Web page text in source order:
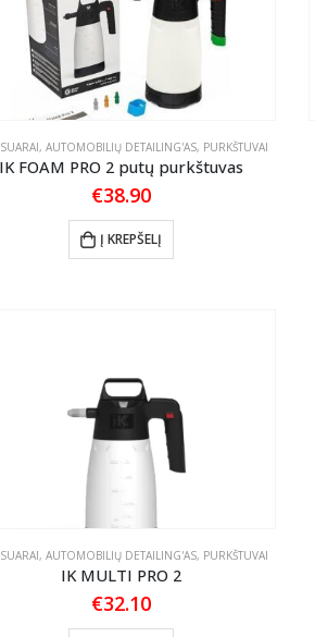
, AUTOMOBILIŲ DETAILING'AS, PURKŠTUVAI
IK FOAM PRO 2 putų purkštuvas
€38.90
Į KREPŠELĮ
, AUTOMOBILIŲ DETAILING'AS, PURKŠTUVAI
IK MULTI PRO 2
€32.10